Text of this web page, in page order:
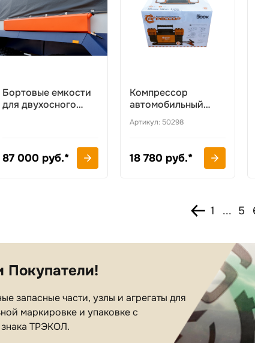
Бортовые емкости
для двухосного
87 000 руб.*
Компрессор
автомобильный
300л/мин. 90А 12V
Артикул: 50298
18 780 руб.*
1 ... 5
запасные части, узлы и агрегаты для
маркировке и упаковке с
ТРЭКОЛ.